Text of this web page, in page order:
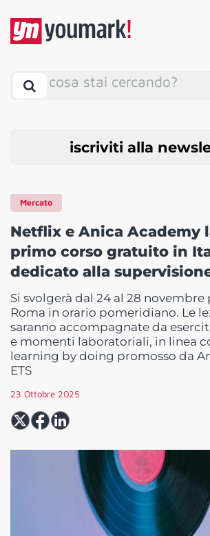
cosa stai cercando?
iscriviti alla
Mercato
Netflix e Anica Academy
primo corso gratuito in
dedicato alla
Si svolgerà dal 24 al 28 novembre
Roma in orario pomeridiano. Le
saranno accompagnate da
e momenti laboratoriali, in linea
learning by doing promosso da
ETS
23 Ottobre 2025